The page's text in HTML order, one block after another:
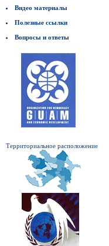
Видео материалы
Полезные ссылки
Вопросы и ответы
Территориальное расположение